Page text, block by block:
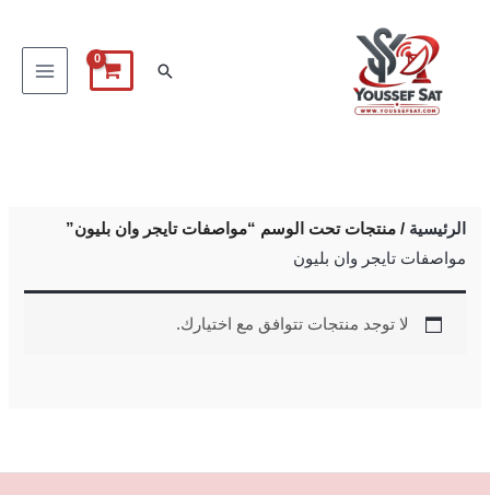
البحث
الرئيسية / منتجات تحت الوسم “مواصفات تايجر وان بليون”
مواصفات تايجر وان بليون
لا توجد منتجات تتوافق مع اختيارك.